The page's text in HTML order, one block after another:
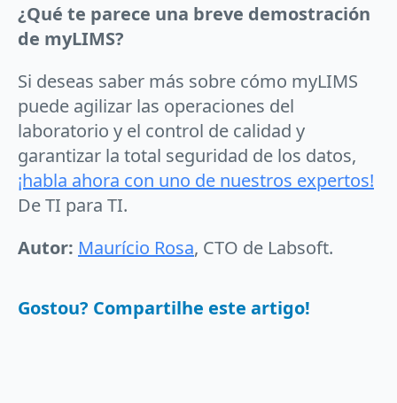
¿Qué te parece una breve demostración
de myLIMS?
Si deseas saber más sobre cómo myLIMS
puede agilizar las operaciones del
laboratorio y el control de calidad y
garantizar la total seguridad de los datos,
¡habla ahora con uno de nuestros expertos!
De TI para TI.
Autor: Maurício Rosa, CTO de Labsoft.
Gostou? Compartilhe este artigo!